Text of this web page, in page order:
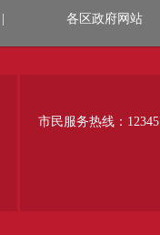
各区政府网站
市民服务热线：12345